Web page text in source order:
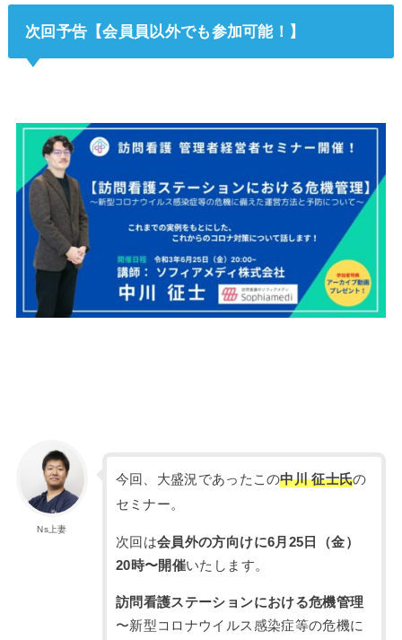
次回予告【会員員以外でも参加可能！】
Ns上妻
今回、大盛況であったこの中川 征士氏の
セミナー。
次回は会員外の方向けに6月25日（金）
20時〜開催いたします。
訪問看護ステーションにおける危機管理
〜新型コロナウイルス感染症等の危機に